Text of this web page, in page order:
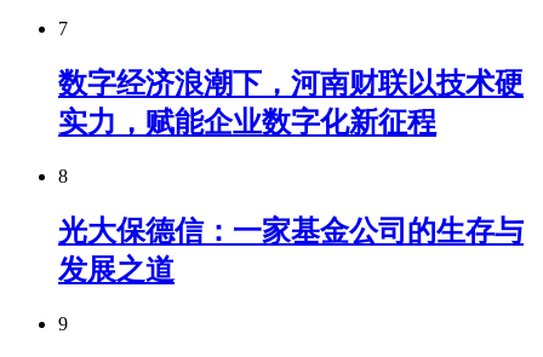
7
数字经济浪潮下，河南财联以技术硬
实力，赋能企业数字化新征程
8
光大保德信：一家基金公司的生存与
发展之道
9